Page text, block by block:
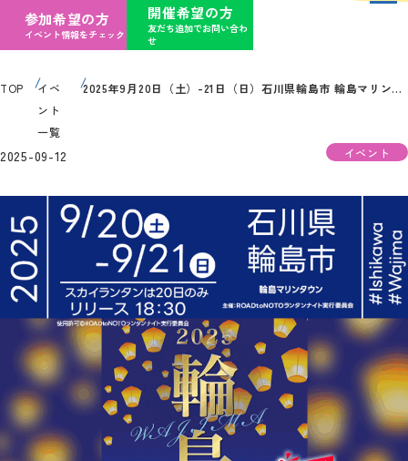
参加希望の方
イベント情報をチェック
開催希望の方
友だち追加でお問い合わ
せ
TOP
イベ
ント
一覧
2025年9月20日（土）-21日（日）石川県輪島市 輪島マリンタウン周辺にて「輪島Fes」（主催：輪島FES実行委員会）が開催されます
2025-09-12 イベント